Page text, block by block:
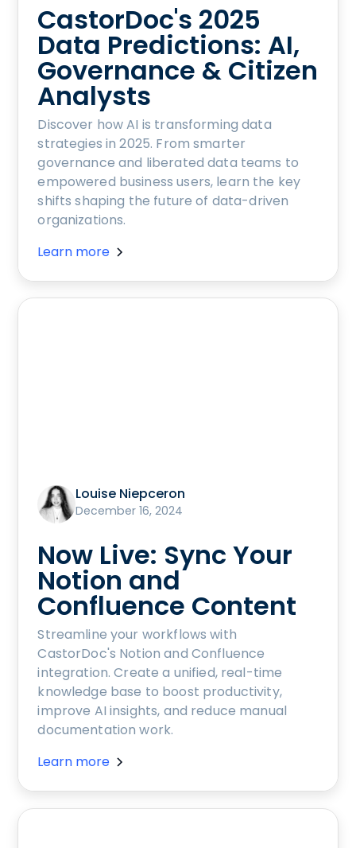
CastorDoc's 2025
Data Predictions: AI,
Governance & Citizen
Analysts
Discover how AI is transforming data
strategies in 2025. From smarter
governance and liberated data teams to
empowered business users, learn the key
shifts shaping the future of data-driven
organizations.
Learn more
Louise Niepceron
December 16, 2024
Now Live: Sync Your
Notion and
Confluence Content
Streamline your workflows with
CastorDoc's Notion and Confluence
integration. Create a unified, real-time
knowledge base to boost productivity,
improve AI insights, and reduce manual
documentation work.
Learn more